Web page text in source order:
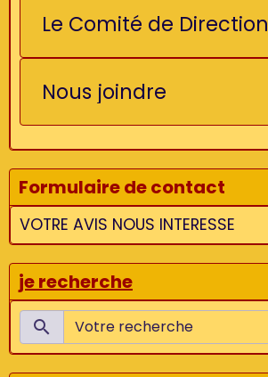
Le Comité de Direction
Nous joindre
Formulaire de contact
VOTRE AVIS NOUS INTERESSE
je recherche